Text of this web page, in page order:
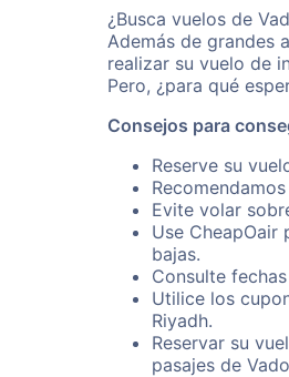
¿Busca vuelos de
Además de grandes
realizar su vuelo de
Pero, ¿para qué
Consejos para
Reserve su
Evite volar
Use
bajas.
Consulte
Utilice los
Riyadh.
Reservar su
pasajes de